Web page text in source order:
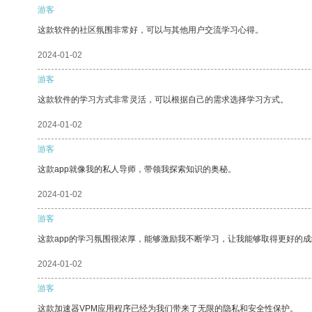
游客
这款软件的社区氛围非常好，可以与其他用户交流学习心得。
2024-01-02
游客
这款软件的学习方式非常灵活，可以根据自己的需求选择学习方式。
2024-01-02
游客
这款app就像我的私人导师，带领我探索知识的奥秘。
2024-01-02
游客
这款app的学习氛围很浓厚，能够激励我不断学习，让我能够取得更好的
2024-01-02
游客
这款加速器VPM应用程序已经为我们带来了无限的隐私和安全性保护。